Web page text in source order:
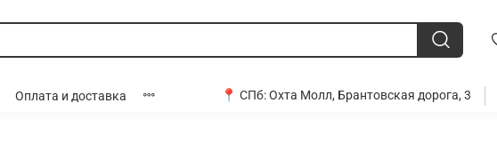
Оплата и доставка 📍 СПб:Охта Молл, Брантовская дорога, 3